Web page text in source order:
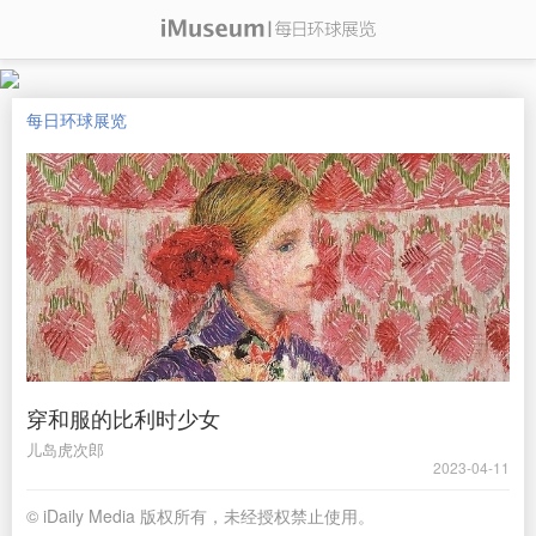
每日环球展览
穿和服的比利时少女
儿岛虎次郎
2023-04-11
© iDaily Media 版权所有，未经授权禁止使用。